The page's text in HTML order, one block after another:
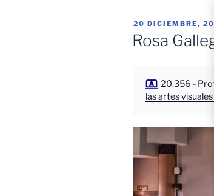
PUBLICADO
EL
20 DICIEMBRE,
Rosa
20.356 -
las artes visuales